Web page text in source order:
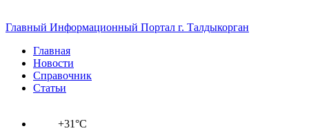
Главный Информационный Портал г. Талдыкорган
Главная
Новости
Справочник
Статьи
+31°C